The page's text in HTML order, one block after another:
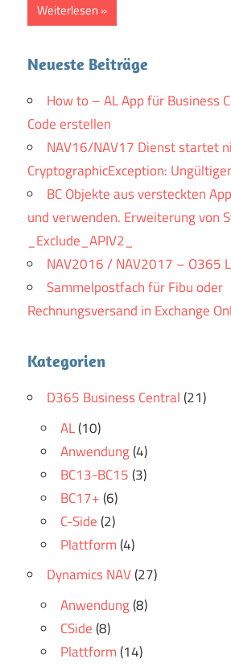
Weiterlesen
Neueste Beiträge
How to – AL App für Business
Code erstellen
NAV16/NAV17 Dienst startet
CryptographicException:
BC Objekte aus versteckten
und verwenden. Erweiterung von
_Exclude_APIV2_
NAV2016 / NAV2017 – O365
Sammelpostfach für Fibu oder
Rechnungsversand in Exchange
Kategorien
D365 Business Central(21)
AL(10)
Anwendung(4)
BC13-BC15(3)
BC17+(6)
C-Side(2)
Plattform(4)
Dynamics NAV(27)
Anwendung(8)
CSide(8)
Plattform(14)